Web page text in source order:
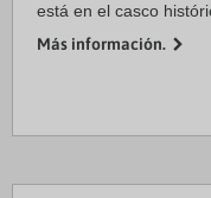
está en el casco
Además, este hotel
Más información.